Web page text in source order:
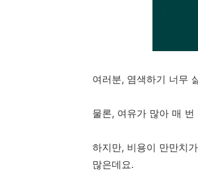
여러분, 염색하기 너무
물론, 여유가 많아 매
하지만, 비용이 만만치
많은데요.